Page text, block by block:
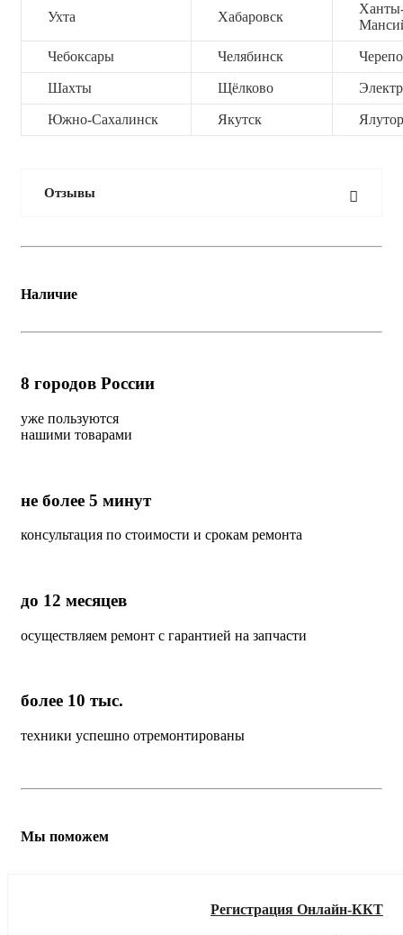
Ухта Хабаровск
Чебоксары Челябинск
Шахты Щёлково
Южно-Сахалинск Якутск
Отзывы
Наличие
8 городов России
уже пользуются
нашими товарами
не более 5 минут
консультация по стоимости и срокам ремонта
до 12 месяцев
осуществляем ремонт с гарантией на запчасти
более 10 тыс.
техники успешно отремонтированы
Мы поможем
Регистрация Онлайн-ККТ